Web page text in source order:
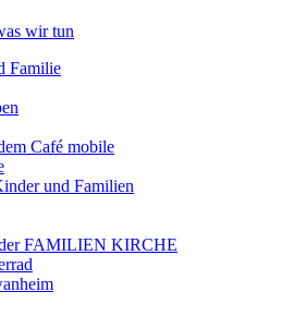
wir tun
Familie
Café mobile
und Familien
FAMILIEN KIRCHE